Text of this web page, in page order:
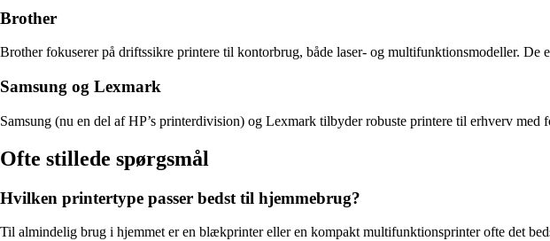
Brother
Brother fokuserer på driftssikre printere til kontorbrug, både laser- og multifunktionsmodeller.
Samsung og Lexmark
Samsung (nu en del af HP’s printerdivision) og Lexmark tilbyder robuste printere til erhverv
Ofte stillede spørgsmål
Hvilken printertype passer bedst til hjemmebrug?
Til almindelig brug i hjemmet er en blækprinter eller en kompakt multifunktionsprinter ofte det